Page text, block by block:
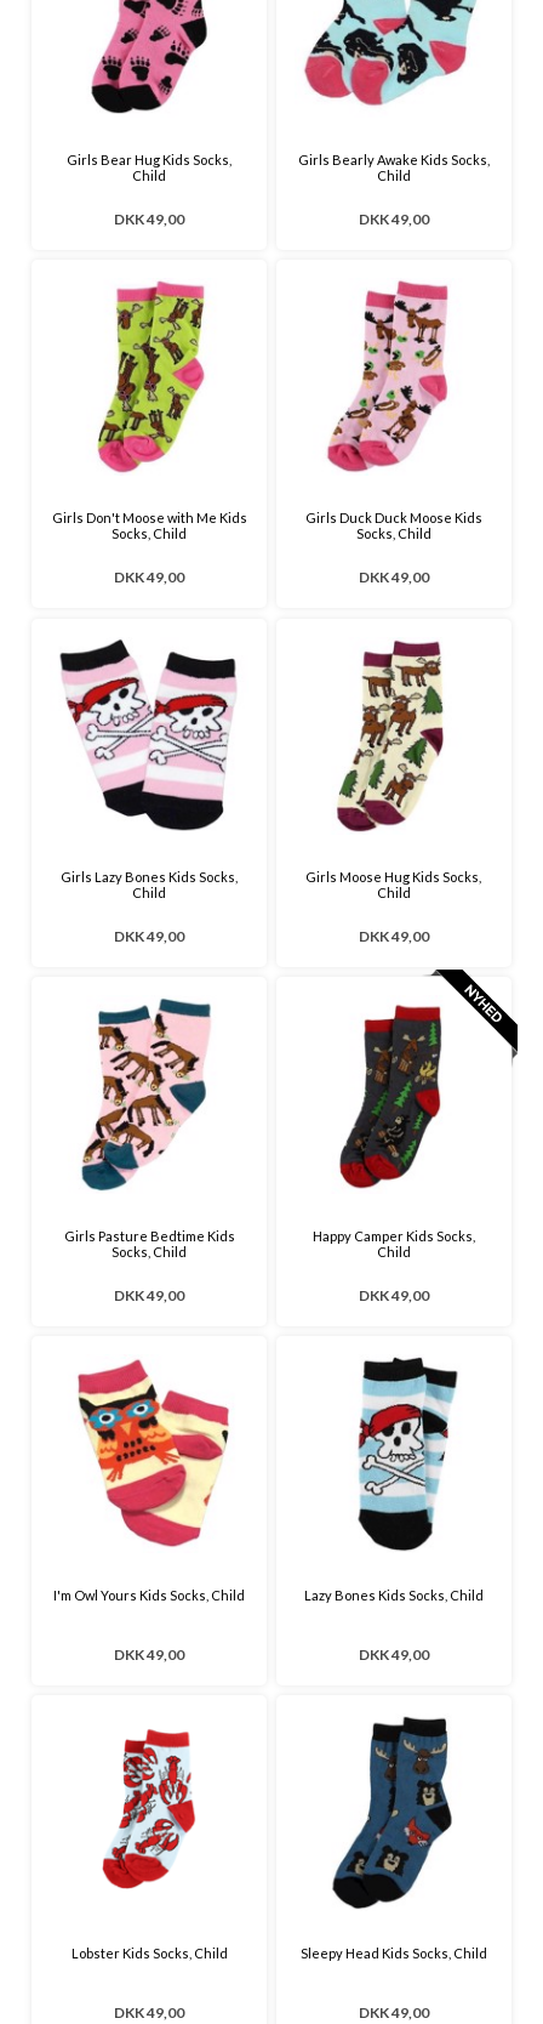
Girls Bear Hug Kids Socks,
Child
DKK 49,00
Girls Bearly Awake Kids Socks,
Child
DKK 49,00
Girls Don't Moose with Me Kids
Socks, Child
DKK 49,00
Girls Duck Duck Moose Kids
Socks, Child
DKK 49,00
Girls Lazy Bones Kids Socks,
Child
DKK 49,00
Girls Moose Hug Kids Socks,
Child
DKK 49,00
Girls Pasture Bedtime Kids
Socks, Child
DKK 49,00
Happy Camper Kids Socks,
Child
DKK 49,00
I'm Owl Yours Kids Socks, Child
DKK 49,00
Lazy Bones Kids Socks, Child
DKK 49,00
Lobster Kids Socks, Child
DKK 49,00
Sleepy Head Kids Socks, Child
DKK 49,00